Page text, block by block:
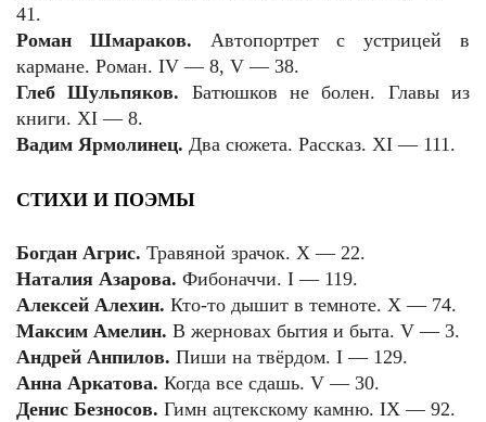
41.
Роман Шмараков. Автопортрет с устрицей в
кармане. Роман. IV — 8, V — 38.
Глеб Шульпяков. Батюшков не болен. Главы из
книги. XI — 8.
Вадим Ярмолинец. Два сюжета. Рассказ. XI — 111.
СТИХИ И ПОЭМЫ
Богдан Агрис. Травяной зрачок. X — 22.
Наталия Азарова. Фибоначчи. I — 119.
Алексей Алехин. Кто-то дышит в темноте. X — 74.
Максим Амелин. В жерновах бытия и быта. V — 3.
Андрей Анпилов. Пиши на твёрдом. I — 129.
Анна Аркатова. Когда все сдашь. V — 30.
Денис Безносов. Гимн ацтекскому камню. IX — 92.